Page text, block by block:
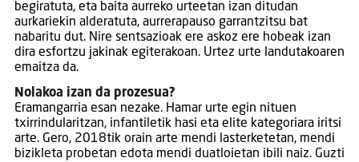
begiratuta, eta baita aurreko urteetan izan ditudan
aurkariekin alderatuta, aurrerapauso garrantzitsu bat
nabaritu dut. Nire sentsazioak ere askoz ere hobeak izan
dira esfortzu jakinak egiterakoan. Urtez urte landutakoaren
emaitza da.
Nolakoa izan da prozesua?
Eramangarria esan nezake. Hamar urte egin nituen
txirrindularitzan, infantiletik hasi eta elite kategoriara iritsi
arte. Gero, 2018tik orain arte mendi lasterketetan, mendi
bizikleta probetan edota mendi duatloietan ibili naiz. Guzti